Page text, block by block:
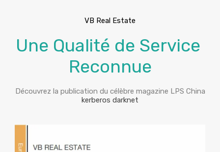
Une Qualité de Service
Reconnue